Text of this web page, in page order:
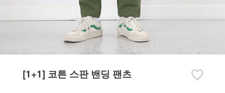
[1+1] 코튼 스판 밴딩 팬츠